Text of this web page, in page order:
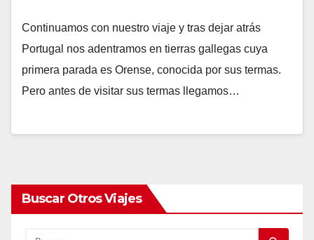
Continuamos con nuestro viaje y tras dejar atrás
Portugal nos adentramos en tierras gallegas cuya
primera parada es Orense, conocida por sus termas.
Pero antes de visitar sus termas llegamos…
Buscar Otros Viajes